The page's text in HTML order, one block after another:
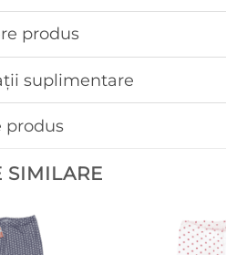
produs
suplimentare
produs
SIMILARE